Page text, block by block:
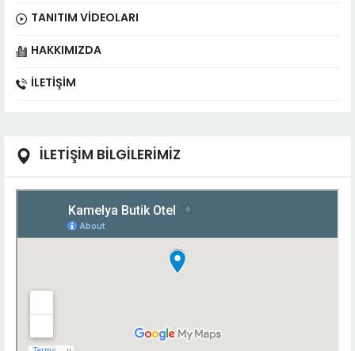
TANITIM VIDEOLARI
HAKKIMIZDA
İLETIŞIM
İLETİŞİM BİLGİLERİMİZ